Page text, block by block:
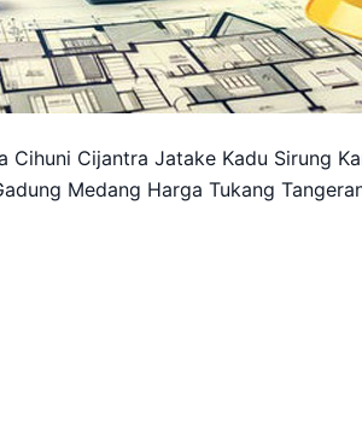
Cihuni Cijantra Jatake Kadu Sirung
Medang Harga Tukang